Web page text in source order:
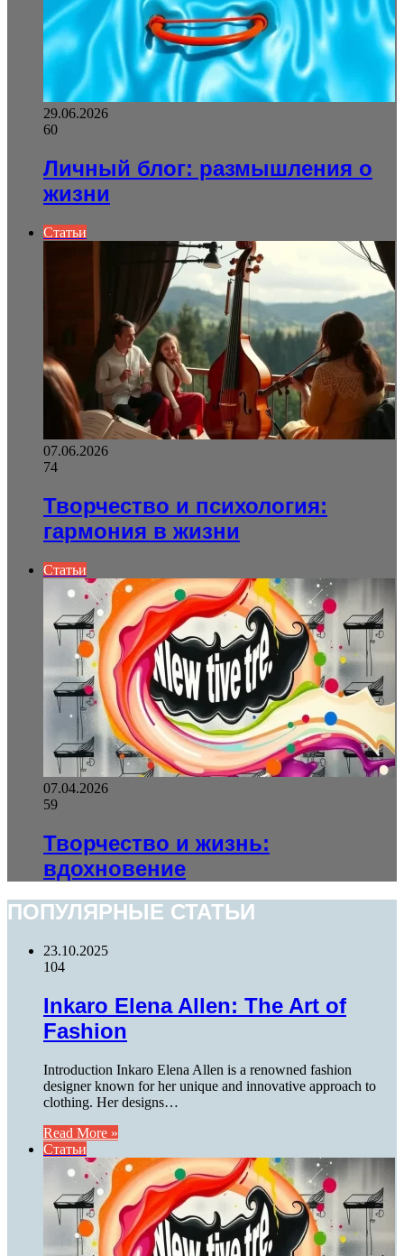
29.06.2026
60
Личный блог: размышления о
жизни
Статьи
07.06.2026
74
Творчество и психология:
гармония в жизни
Статьи
07.04.2026
59
Творчество и жизнь:
вдохновение
ПОПУЛЯРНЫЕ СТАТЬИ
23.10.2025
104
Inkaro Elena Allen: The Art of
Fashion
Introduction Inkaro Elena Allen is a renowned fashion
designer known for her unique and innovative approach to
clothing. Her designs…
Read More »
Статьи